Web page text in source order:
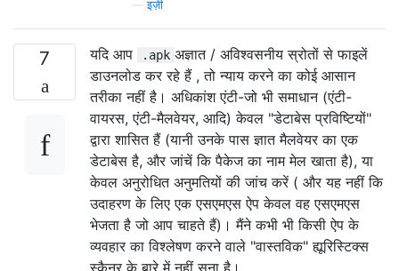
—इज़ी
7 यदि आप .apk अज्ञात / अविश्वसनीय स्रोतों से फाइलें
डाउनलोड कर रहे हैं , तो न्याय करने का कोई आसान
तरीका नहीं है। अधिकांश एंटी-जो भी समाधान (एंटी-
वायरस, एंटी-मैलवेयर, आदि) केवल "डेटाबेस प्रविष्टियों"
द्वारा शासित हैं (यानी उनके पास ज्ञात मैलवेयर का एक
डेटाबेस है, और जांचें कि पैकेज का नाम मेल खाता है), या
केवल अनुरोधित अनुमतियों की जांच करें ( और यह नहीं कि
उदाहरण के लिए एक एसएमएस ऐप केवल वह एसएमएस
भेजता है जो आप चाहते हैं)। मैंने कभी भी किसी ऐप के
व्यवहार का विश्लेषण करने वाले "वास्तविक" ह्यूरिस्टिक्स
स्कैनर के बारे में नहीं सुना है।